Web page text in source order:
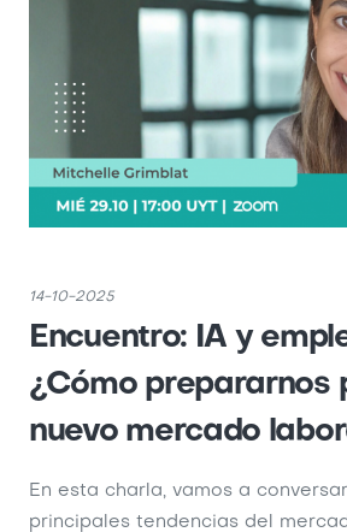
14-10-2025
Encuentro: IA y
¿Cómo prepararnos
nuevo mercado
En esta charla, vamos a
principales tendencias del